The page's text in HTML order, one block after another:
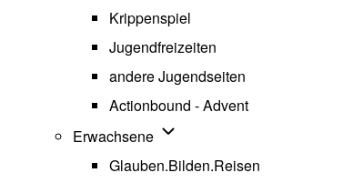
Krippenspiel
Jugendfreizeiten
andere Jugendseiten
Actionbound - Advent
Erwachsene Unternavigation von Erwachsene
Glauben.Bilden.Reisen